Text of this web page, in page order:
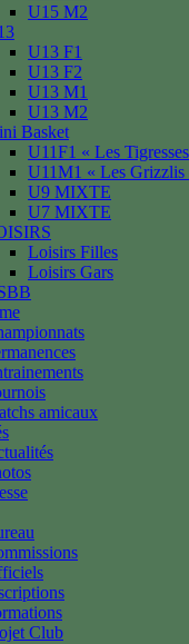
U15 M2
U13 F1
U13 F2
U13 M1
U13 M2
Basket
U11F1 « Les
U11M1 « Les Grizzlis
U9 MIXTE
U7 MIXTE
Loisirs Filles
Loisirs Gars
amicaux
Club